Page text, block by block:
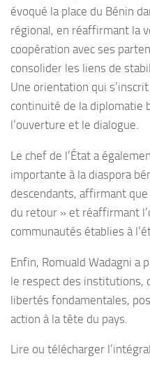
évoqué la place du Bénin
régional, en réaffirmant la
coopération avec ses
consolider les liens de
Une orientation qui
continuité de la diplomatie
l’ouverture et le dialogue.
Le chef de l’État a
importante à la diaspora
descendants, affirmant
du retour » et réaffirmant
communautés établies à
Enfin, Romuald Wadagni a
le respect des institutions,
libertés fondamentales,
action à la tête du pays.
Lire ou télécharger